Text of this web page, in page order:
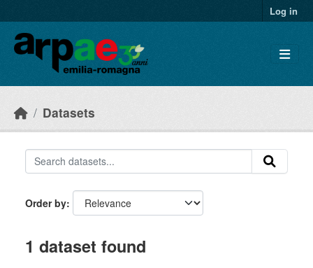
Log in
Datasets
Order by
1 dataset found